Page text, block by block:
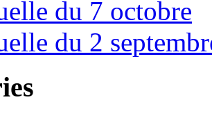
du 7 octobre
du 2